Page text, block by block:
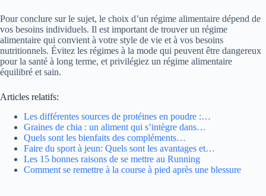
Pour conclure sur le sujet, le choix d’un régime alimentaire dépend de
vos besoins individuels. Il est important de trouver un régime
alimentaire qui convient à votre style de vie et à vos besoins
nutritionnels. Évitez les régimes à la mode qui peuvent être dangereux
pour la santé à long terme, et privilégiez un régime alimentaire
équilibré et sain.
Articles relatifs:
Les différentes sources de protéines en poudre :…
Graines de chia : un aliment qui s’intègre dans…
Quels sont les bienfaits des compléments…
Faire du sport à jeun: Quels sont les avantages et…
Les 15 bonnes raisons de se mettre au Running
Comment se remettre à la course à pied après une blessure